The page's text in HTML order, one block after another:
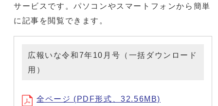
サービスです。パソコンやスマートフォンから簡単
に記事を閲覧できます。
広報いな令和7年10月号（一括ダウンロード
用）
全ページ (PDF形式、32.56MB)